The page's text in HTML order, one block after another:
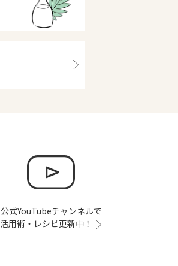
公式YouTubeチャンネルで
活用術・レシピ更新中！